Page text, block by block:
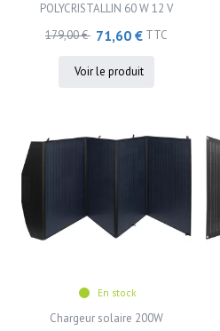
POLYCRISTALLIN 60 W 12 V
179,00 € 71,60 € TTC
Voir le produit
En stock
Chargeur solaire 200W